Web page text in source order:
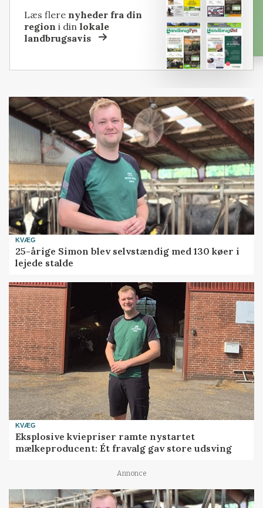
Læs flere nyheder fra din
region i dinlokale
landbrugsavis
KVÆG
25-årige Simon blev selvstændig med 130 køer i
lejede stalde
KVÆG
Eksplosive kviepriser ramte nystartet
mælkeproducent: Ét fravalg gav store udsving
Annonce